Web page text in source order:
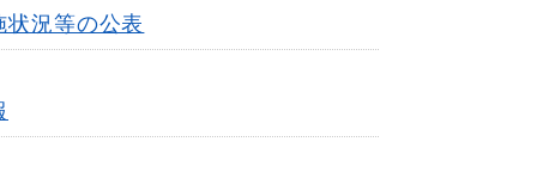
状況等の公表